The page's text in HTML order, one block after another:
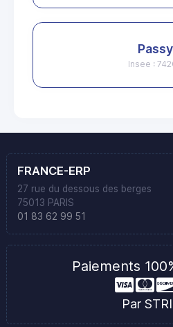
Passy
Insee :
FRANCE-ERP
27 rue du dessous des berges
75013 PARIS
01 83 62 99 51
Paiements
Par